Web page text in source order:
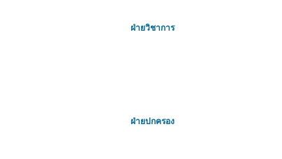
ฝ่ายวิชาการ
ฝ่ายปกครอง